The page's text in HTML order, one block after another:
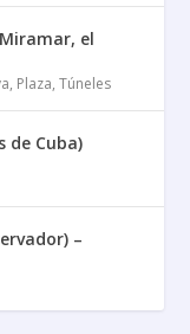
el
, Plaza,Túneles
de Cuba)
–